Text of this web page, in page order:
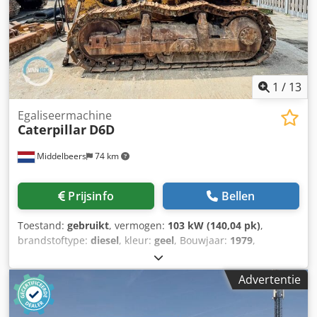
1 / 13
Middelbeers 74 km
Egaliseermachine
Caterpillar D6D
Prijsinfo Bellen
Toestand: gebruikt, vermogen: 103 kW (140,04 pk),
brandstoftype: diesel, kleur: geel, Bouwjaar: 1979,
Algemene informatie Bouwjaar: 1979 Modeljaar: 1979
Serienummer: 20X1733 Technische informatie Aantal
cilinders: 6 Aandrijving: rups Leeggewicht: 14.000 kg Staat
Algemene staat: gemiddeld Technische staat: goed
Advertentie